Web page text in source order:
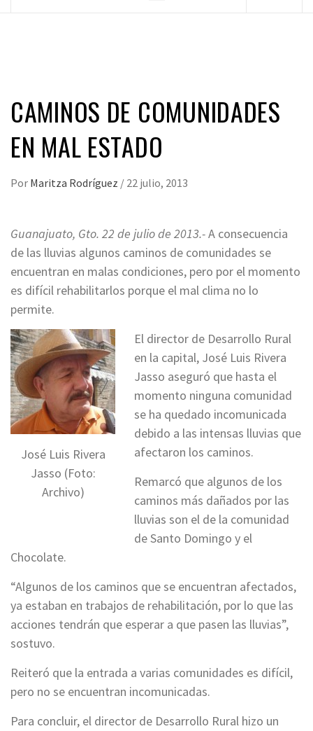
CAMINOS DE COMUNIDADES
EN MAL ESTADO
Por Maritza Rodríguez / 22 julio, 2013
Guanajuato, Gto. 22 de julio de 2013.-A consecuencia
de las lluvias algunos caminos de comunidades se
encuentran en malas condiciones, pero por el momento
es difícil rehabilitarlos porque el mal clima no lo
permite.
José Luis Rivera
Jasso (Foto:
Archivo)
El director de Desarrollo Rural
en la capital, José Luis Rivera
Jasso aseguró que hasta el
momento ninguna comunidad
se ha quedado incomunicada
debido a las intensas lluvias que
afectaron los caminos.
Remarcó que algunos de los
caminos más dañados por las
lluvias son el de la comunidad
de Santo Domingo y el
Chocolate.
“Algunos de los caminos que se encuentran afectados,
ya estaban en trabajos de rehabilitación, por lo que las
acciones tendrán que esperar a que pasen las lluvias”,
sostuvo.
Reiteró que la entrada a varias comunidades es difícil,
pero no se encuentran incomunicadas.
Para concluir, el director de Desarrollo Rural hizo un